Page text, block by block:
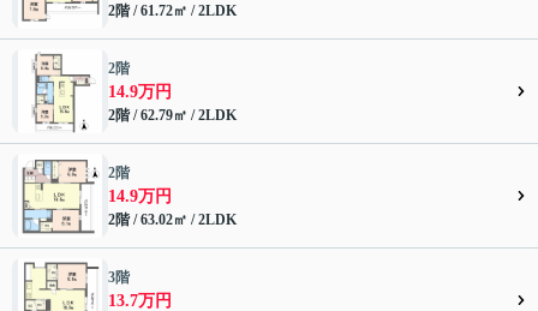
2階 / 61.72㎡ / 2LDK
2階
14.9万円
2階 / 62.79㎡ / 2LDK
2階
14.9万円
2階 / 63.02㎡ / 2LDK
3階
13.7万円